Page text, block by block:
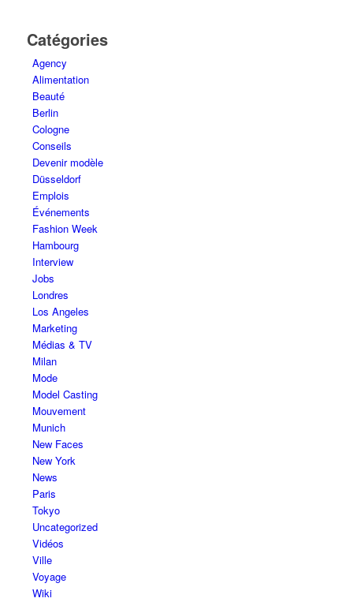
Catégories
Agency
Alimentation
Beauté
Berlin
Cologne
Conseils
Devenir modèle
Düsseldorf
Emplois
Événements
Fashion Week
Hambourg
Interview
Jobs
Londres
Los Angeles
Marketing
Médias & TV
Milan
Mode
Model Casting
Mouvement
Munich
New Faces
New York
News
Paris
Tokyo
Uncategorized
Vidéos
Ville
Voyage
Wiki